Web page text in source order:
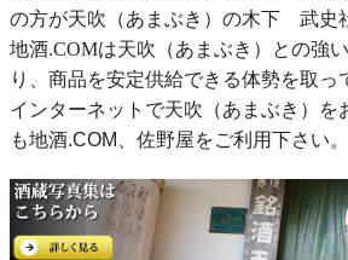
の方が天吹（あまぶき）の木下 武史
地酒.COMは天吹（あまぶき）との強
り、商品を安定供給できる体勢を取っ
インターネットで天吹（あまぶき）を
も地酒.COM、佐野屋をご利用下さい。